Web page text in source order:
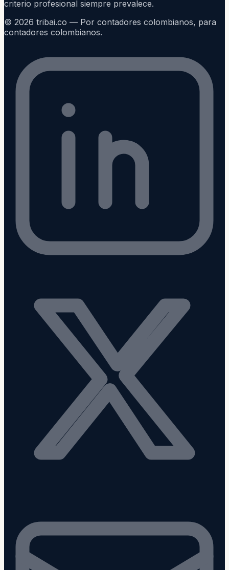
criterio profesional siempre prevalece.
© 2026 tribai.co — Por contadores colombianos, para
contadores colombianos.